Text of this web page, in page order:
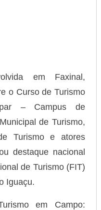
em Faxinal,
o Curso de Turismo
– Campus de
de Turismo,
Turismo e atores
destaque nacional
de Turismo (FIT)
Iguaçu.
em Campo: